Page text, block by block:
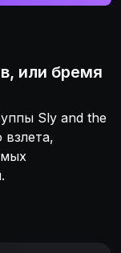
или бремя
Sly and the